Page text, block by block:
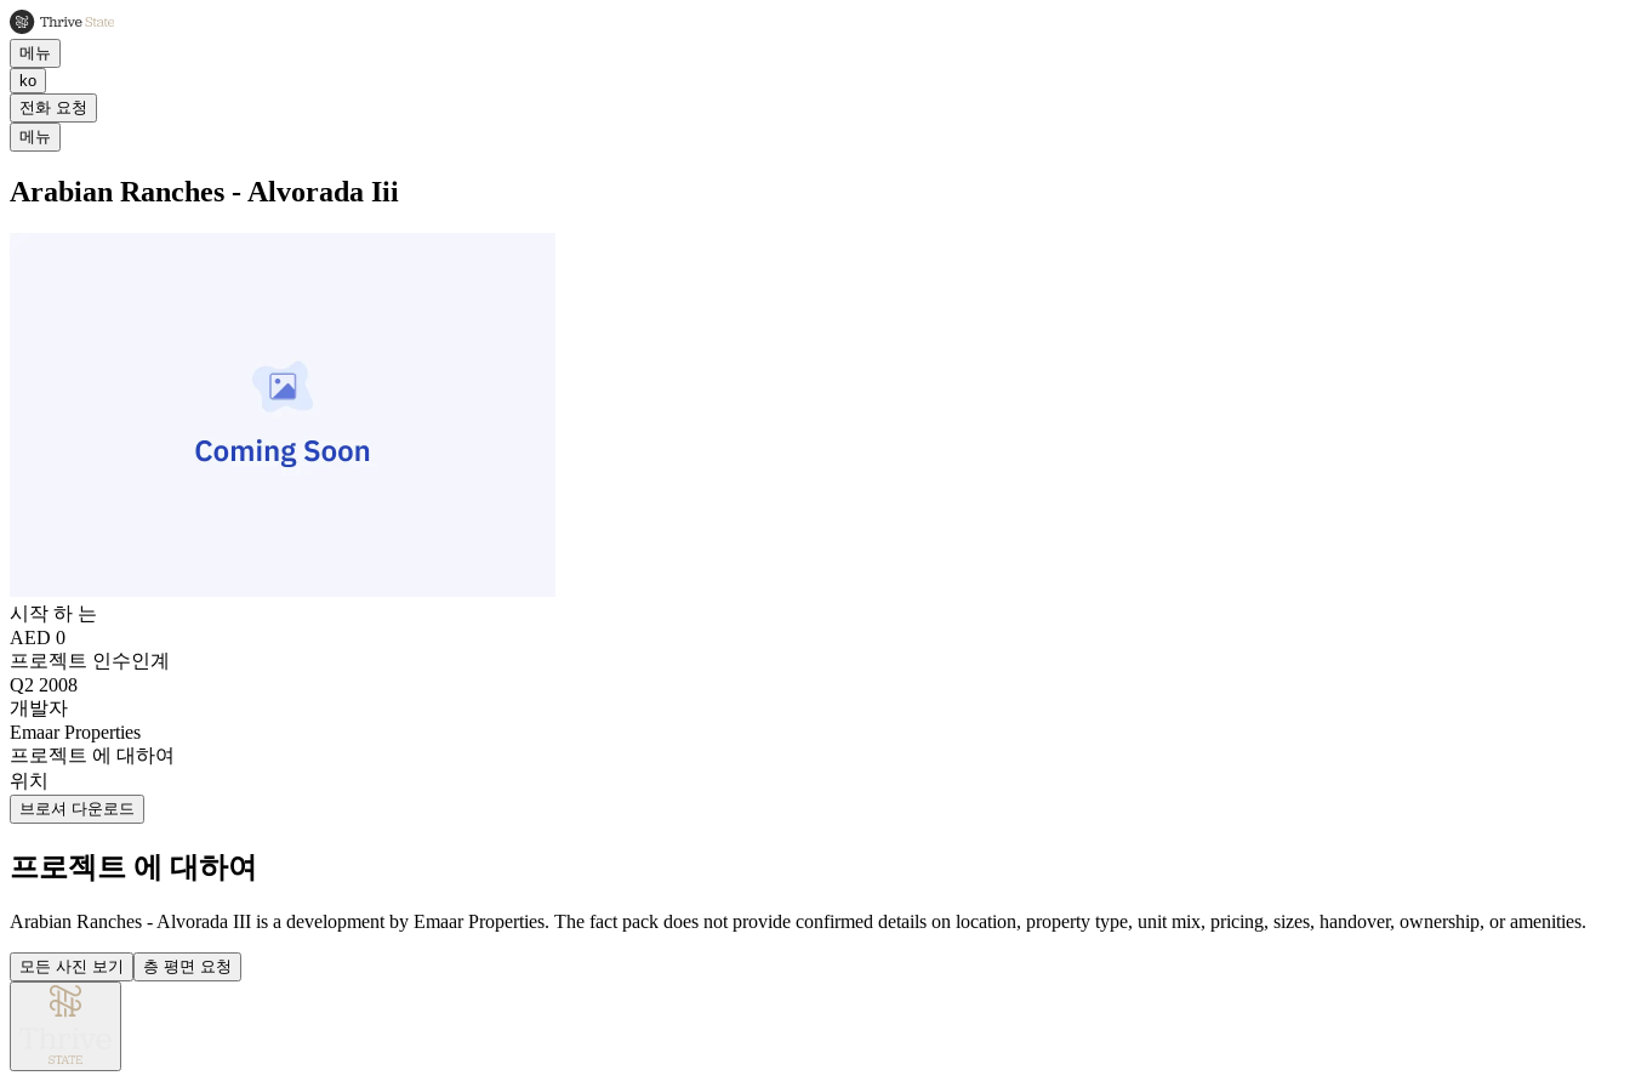
메뉴
ko
전화 요청
메뉴
Arabian Ranches - Alvorada Iii
시작 하 는
AED 0
프로젝트 인수인계
Q2 2008
개발자
Emaar Properties
프로젝트 에 대하여
위치
브로셔 다운로드
프로젝트 에 대하여
Arabian Ranches - Alvorada III is a development by Emaar Properties. The fact pack does not provide confirmed details on location, property type, unit mix, pricing, sizes, handover, ownership, or amenities.
모든 사진 보기 층 평면 요청